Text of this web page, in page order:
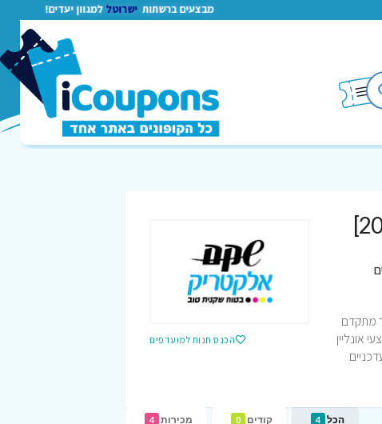
מבצעים ברשתות ישרוטללמגוון יעדים!
הכנס חנות למועדפים
מתקדם
אונליין
הכל 4 קודים 0 מכירות 4